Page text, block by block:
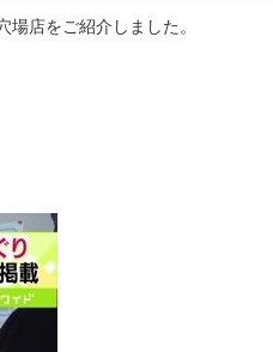
店をご紹介しました。